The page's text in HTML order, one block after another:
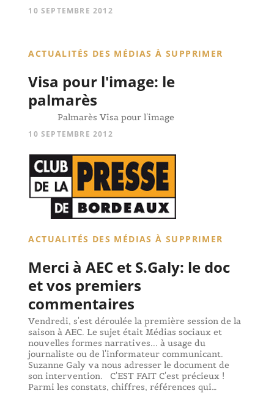
10 SEPTEMBRE 2012
ACTUALITÉS DES MÉDIAS À SUPPRIMER
Visa pour l'image: le
palmarès
Palmarès Visa pour l'image
10 SEPTEMBRE 2012
ACTUALITÉS DES MÉDIAS À SUPPRIMER
Merci à AEC et S.Galy: le doc
et vos premiers
commentaires
Vendredi, s'est déroulée la première session de la
saison à AEC. Le sujet était Médias sociaux et
nouvelles formes narratives... à usage du
journaliste ou de l'informateur communicant.
Suzanne Galy va nous adresser le document de
son intervention. C'EST FAIT C'est précieux !
Parmi les constats, chiffres, références qui…